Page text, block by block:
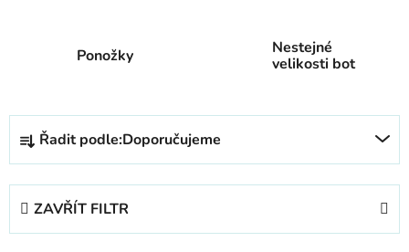
Ponožky
Nestejné
velikosti bot
Ř
z
Řadit podle:Doporučujeme
ZAVŘÍT FILTR